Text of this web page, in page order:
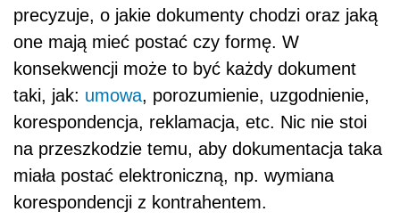
precyzuje, o jakie dokumenty chodzi oraz jaką
one mają mieć postać czy formę. W
konsekwencji może to być każdy dokument
taki, jak: umowa, porozumienie, uzgodnienie,
korespondencja, reklamacja, etc. Nic nie stoi
na przeszkodzie temu, aby dokumentacja taka
miała postać elektroniczną, np. wymiana
korespondencji z kontrahentem.